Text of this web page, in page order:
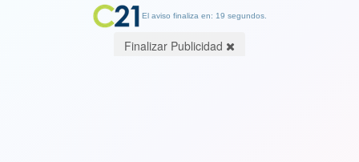
El aviso finaliza en: 19 segundos.
Finalizar Publicidad